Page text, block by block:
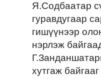
Я.Содбаатар
гуравдугаар
гишүүнээр
нэрлэж
хутгаж